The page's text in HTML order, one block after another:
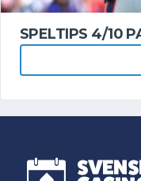
SPELTIPS 4/10